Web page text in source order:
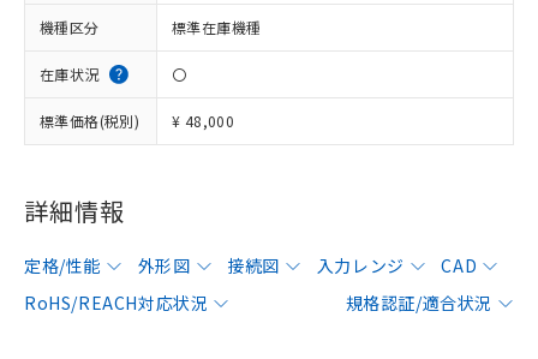
機種区分 標準在庫機種
在庫状況 〇
標準価格(税別) ¥ 48,000
詳細情報
定格/性能 外形図 接続図 入力レンジ
CAD
RoHS/REACH対応状況
規格認証/適合状況